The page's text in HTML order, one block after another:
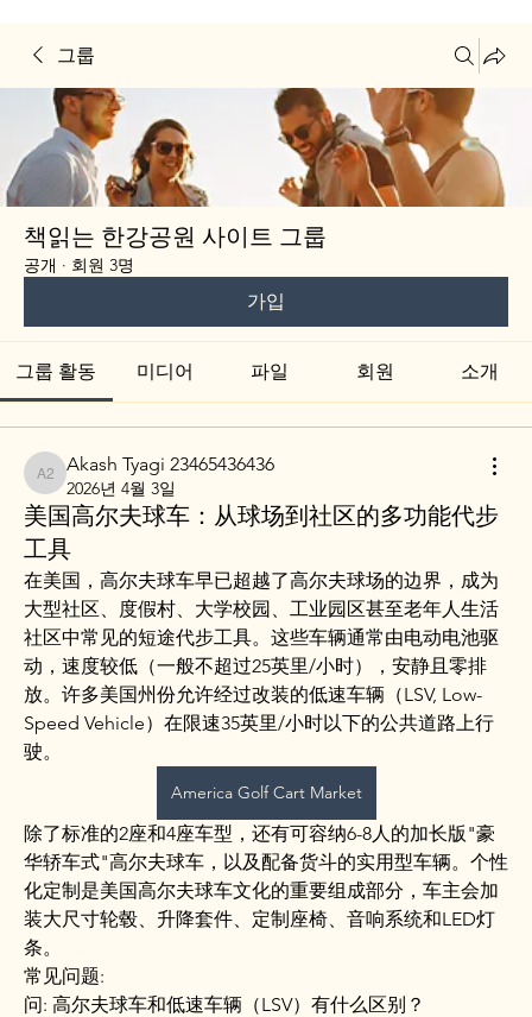
그룹
책읽는 한강공원 사이트 그룹
공개 · 회원 3명
가입
그룹 활동 미디어 파일 회원 소개
Akash Tyagi 23465436436
Akash Tyagi 23465436436
2026년 4월 3일
美国高尔夫球车：从球场到社区的多功能代步
工具
在美国，高尔夫球车早已超越了高尔夫球场的边界，成为
大型社区、度假村、大学校园、工业园区甚至老年人生活
社区中常见的短途代步工具。这些车辆通常由电动电池驱
动，速度较低（一般不超过25英里/小时），安静且零排
放。许多美国州份允许经过改装的低速车辆（LSV, Low-
Speed Vehicle）在限速35英里/小时以下的公共道路上行
驶。
America Golf Cart Market
除了标准的2座和4座车型，还有可容纳6-8人的加长版"豪
华轿车式"高尔夫球车，以及配备货斗的实用型车辆。个性
化定制是美国高尔夫球车文化的重要组成部分，车主会加
装大尺寸轮毂、升降套件、定制座椅、音响系统和LED灯
条。
常见问题:
问: 高尔夫球车和低速车辆（LSV）有什么区别？